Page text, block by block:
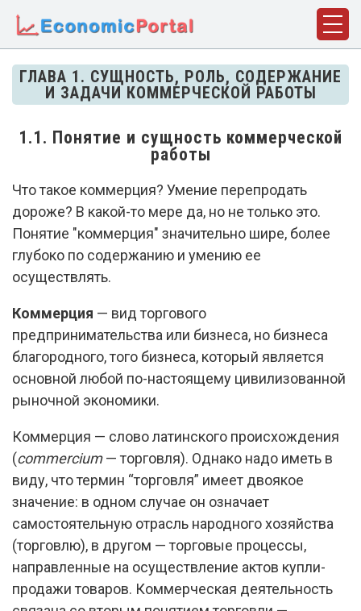
ГЛАВА 1. СУЩНОСТЬ, РОЛЬ, СОДЕРЖАНИЕ
И ЗАДАЧИ КОММЕРЧЕСКОЙ РАБОТЫ
1.1. Понятие и сущность коммерческой
работы
Что такое коммерция? Умение перепродать
дороже? В какой-то мере да, но не только это.
Понятие "коммерция" значительно шире, более
глубоко по содержанию и умению ее
осуществлять.
Коммерция — вид торгового
предпринимательства или бизнеса, но бизнеса
благородного, того бизнеса, который является
основной любой по-настоящему цивилизованной
рыночной экономики.
Коммерция — слово латинского происхождения
(commercium— торговля). Однако надо иметь в
виду, что термин “торговля” имеет двоякое
значение: в одном случае он означает
самостоятельную отрасль народного хозяйства
(торговлю), в другом — торговые процессы,
направленные на осуществление актов купли-
продажи товаров. Коммерческая деятельность
ГЛАВНАЯ
ПОНЯТИЯ
ДИСЦИПЛИНЫ
ФАКТЫ
ИСТОРИЯ
БИОГРАФИИ
КОМПАНИИ
СЛОВАРЬ